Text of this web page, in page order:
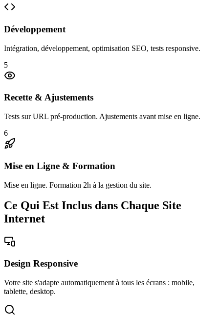
Développement
Intégration, développement, optimisation SEO, tests responsive.
5
Recette & Ajustements
Tests sur URL pré-production. Ajustements avant mise en ligne.
6
Mise en Ligne & Formation
Mise en ligne. Formation 2h à la gestion du site.
Ce Qui Est Inclus dans Chaque Site
Internet
Design Responsive
Votre site s'adapte automatiquement à tous les écrans : mobile,
tablette, desktop.